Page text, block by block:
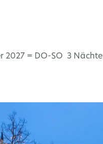
2027 = DO-SO 3 Nächte